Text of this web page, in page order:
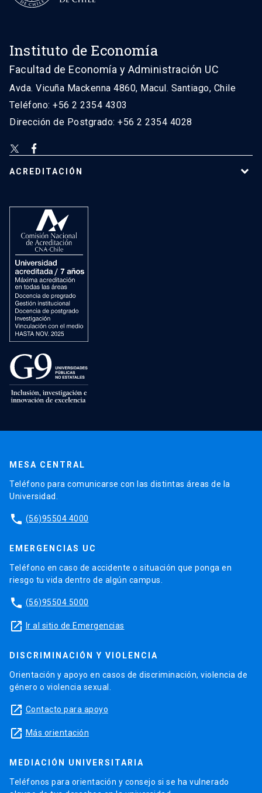
Instituto de Economía
Facultad de Economía y Administración UC
Avda. Vicuña Mackenna 4860, Macul. Santiago, Chile
Teléfono: +56 2 2354 4303
Dirección de Postgrado: +56 2 2354 4028
ACREDITACIÓN
MESA CENTRAL
Teléfono para comunicarse con las distintas áreas de la
Universidad.
phone (56)95504 4000
EMERGENCIAS UC
Teléfono en caso de accidente o situación que ponga en
riesgo tu vida dentro de algún campus.
phone (56)95504 5000
launch Ir al sitio de Emergencias
DISCRIMINACIÓN Y VIOLENCIA
Orientación y apoyo en casos de discriminación, violencia de
género o violencia sexual.
launch Contacto para apoyo
launch Más orientación
MEDIACIÓN UNIVERSITARIA
Teléfonos para orientación y consejo si se ha vulnerado